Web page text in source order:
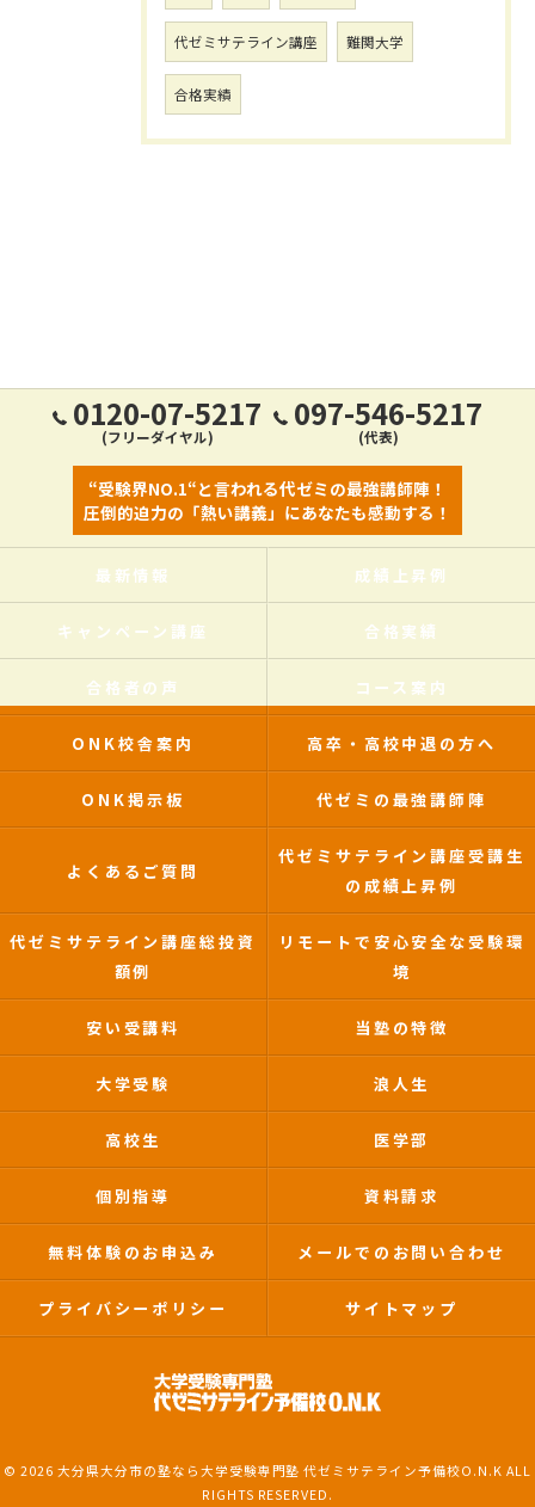
代ゼミサテライン講座 難関大学
合格実績
0120-07-5217
(フリーダイヤル)
097-546-5217
(代表)
“受験界NO.1“と言われる代ゼミの最強講師陣！
圧倒的迫力の「熱い講義」にあなたも感動する！
最新情報 成績上昇例
キャンペーン講座 合格実績
合格者の声 コース案内
ONK校舎案内 高卒・高校中退の方へ
ONK掲示板 代ゼミの最強講師陣
よくあるご質問
代ゼミサテライン講座受講生
の成績上昇例
代ゼミサテライン講座総投資
額例
リモートで安心安全な受験環
境
安い受講料 当塾の特徴
大学受験 浪人生
高校生 医学部
個別指導 資料請求
無料体験のお申込み メールでのお問い合わせ
プライバシーポリシー サイトマップ
© 2026 大分県大分市の塾なら大学受験専門塾 代ゼミサテライン予備校O.N.K ALL
RIGHTS RESERVED.